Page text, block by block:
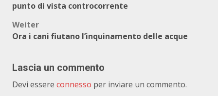
punto di vista controcorrente
Weiter
Ora i cani fiutano l’inquinamento delle acque
Lascia un commento
Devi essere connesso per inviare un commento.